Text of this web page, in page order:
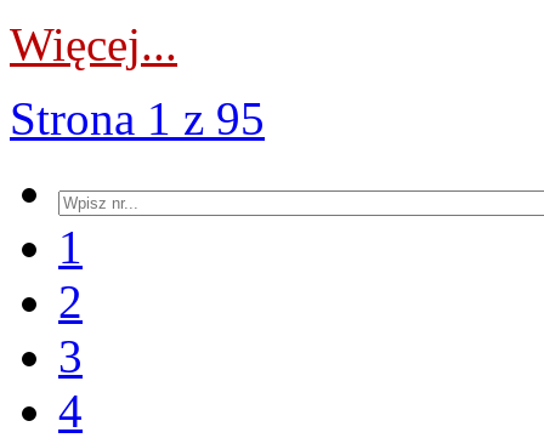
Więcej...
Strona 1 z 95
1
2
3
4